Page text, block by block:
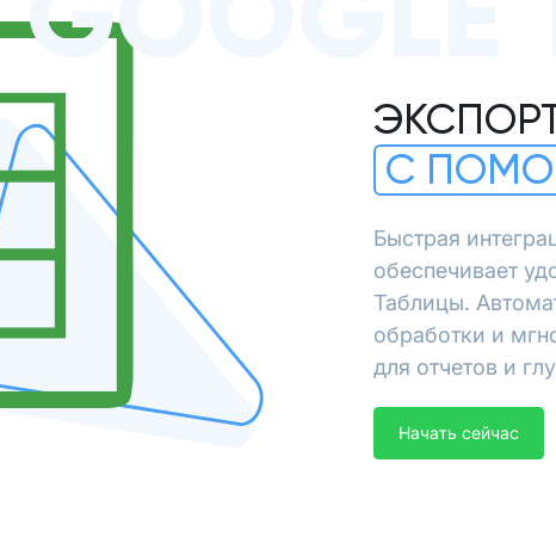
С
Быстрая
обеспечивает
Таблицы.
обработки и
для отчетов и
Начать сейчас